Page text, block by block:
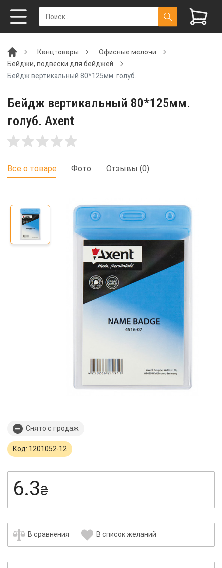
Канцтовары
Офисные мелочи
Бейджи, подвески для бейджей
Бейдж вертикальный 80*125мм. голуб.
Бейдж вертикальный 80*125мм.
голуб. Axent
Все о товаре Фото Отзывы (0)
Снято с продаж
Код: 1201052-12
6.3₴
В сравнения В список желаний